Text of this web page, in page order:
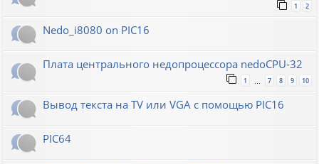
1 2
Nedo_i8080 on PIC16
Плата центрального недопроцессора nedoCPU-32
1 7 8 9 10
Вывод текста на TV или VGA с помощью PIC16
PIC64